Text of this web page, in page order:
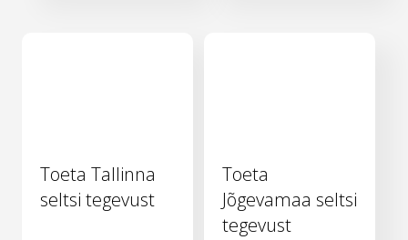
Toeta Tallinna
seltsi tegevust
Toeta
Jõgevamaa seltsi
tegevust